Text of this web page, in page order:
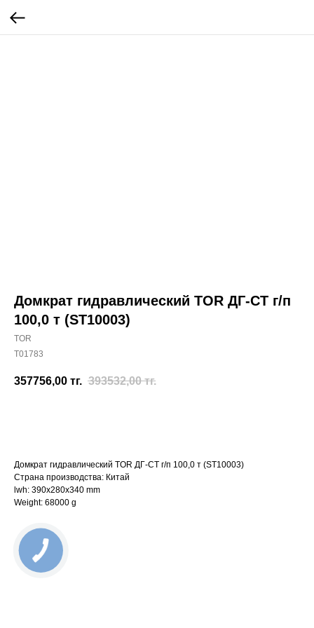
Домкрат гидравлический TOR ДГ-CT г/п
100,0 т (ST10003)
TOR
T01783
357756,00 тг. 393532,00 тг.
Домкрат гидравлический TOR ДГ-CT г/п 100,0 т (ST10003)
Страна производства: Китай
lwh: 390x280x340 mm
Weight: 68000 g